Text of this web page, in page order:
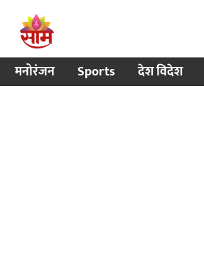
मनोरंजन Sports देश विदेश